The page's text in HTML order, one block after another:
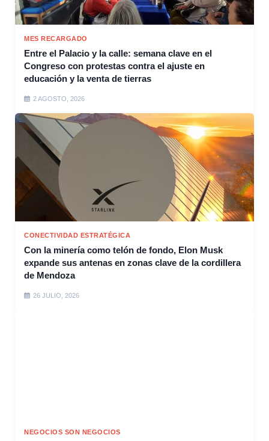
MES RECARGADO
Entre el Palacio y la calle: semana clave en el
Congreso con protestas contra el ajuste en
educación y la venta de tierras
2 AGOSTO, 2026
CONECTIVIDAD ESTRATÉGICA
Con la minería como telón de fondo, Elon Musk
expande sus antenas en zonas clave de la cordillera
de Mendoza
26 JULIO, 2026
NEGOCIOS SON NEGOCIOS